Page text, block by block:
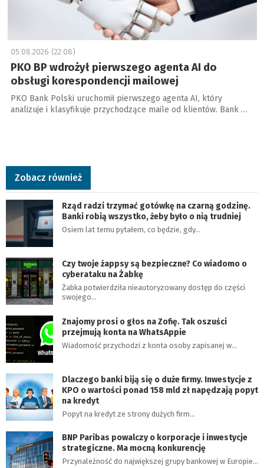
05.08.2026 (22:08)
PKO BP wdrożył pierwszego agenta AI do
obsługi korespondencji mailowej
PKO Bank Polski uruchomił pierwszego agenta AI, który
analizuje i klasyfikuje przychodzące maile od klientów. Bank …
Zobacz również
Rząd radzi trzymać gotówkę na czarną godzinę.
Banki robią wszystko, żeby było o nią trudniej
Osiem lat temu pytałem, co będzie, gdy…
Czy twoje żappsy są bezpieczne? Co wiadomo o
cyberataku na Żabkę
Żabka potwierdziła nieautoryzowany dostęp do części
swojego…
Znajomy prosi o głos na Zofię. Tak oszuści
przejmują konta na WhatsAppie
Wiadomość przychodzi z konta osoby zapisanej w…
Dlaczego banki biją się o duże firmy. Inwestycje z
KPO o wartości ponad 158 mld zł napędzają popyt
na kredyt
Popyt na kredyt ze strony dużych firm…
BNP Paribas powalczy o korporacje i inwestycje
strategiczne. Ma mocną konkurencję
Przynależność do największej grupy bankowej w Europie…